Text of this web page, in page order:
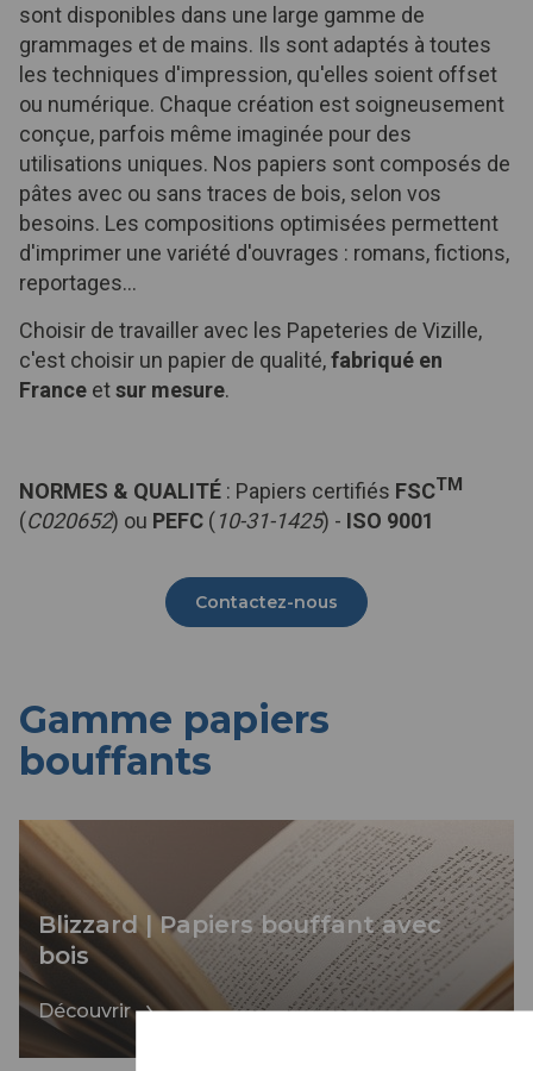
sont disponibles dans une large gamme de
grammages et de mains. Ils sont adaptés à toutes
les techniques d'impression, qu'elles soient offset
ou numérique. Chaque création est soigneusement
conçue, parfois même imaginée pour des
utilisations uniques. Nos papiers sont composés de
pâtes avec ou sans traces de bois, selon vos
besoins. Les compositions optimisées permettent
d'imprimer une variété d'ouvrages : romans, fictions,
reportages...
Choisir de travailler avec les Papeteries de Vizille,
c'est choisir un papier de qualité,fabriqué en
France etsur mesure.
NORMES & QUALITÉ : Papiers certifiés FSCTM
(C020652) ou PEFC (10-31-1425) - ISO 9001
Contactez-nous
Gamme papiers
bouffants
Blizzard | Papiers bouffant avec
bois
Découvrir